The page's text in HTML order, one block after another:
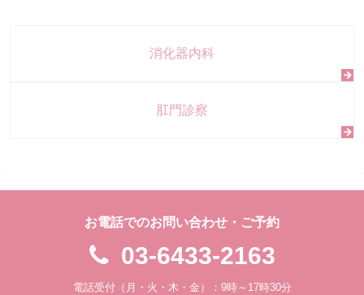
消化器内科
肛門診察
お電話でのお問い合わせ・ご予約
03-6433-2163
電話受付（月・火・木・金）：9時～17時30分